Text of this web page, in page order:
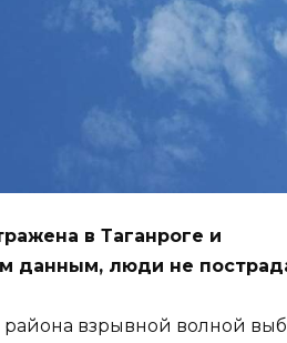
в Таганроге и
данным, люди не
взрывной волной